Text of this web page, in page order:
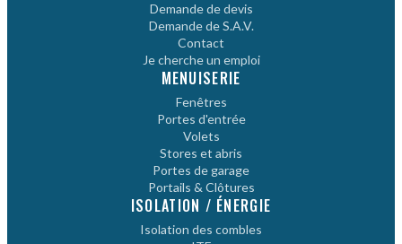
Demande de devis
Demande de S.A.V.
Contact
Je cherche un emploi
MENUISERIE
Fenêtres
Portes d'entrée
Volets
Stores et abris
Portes de garage
Portails & Clôtures
ISOLATION / ÉNERGIE
Isolation des combles